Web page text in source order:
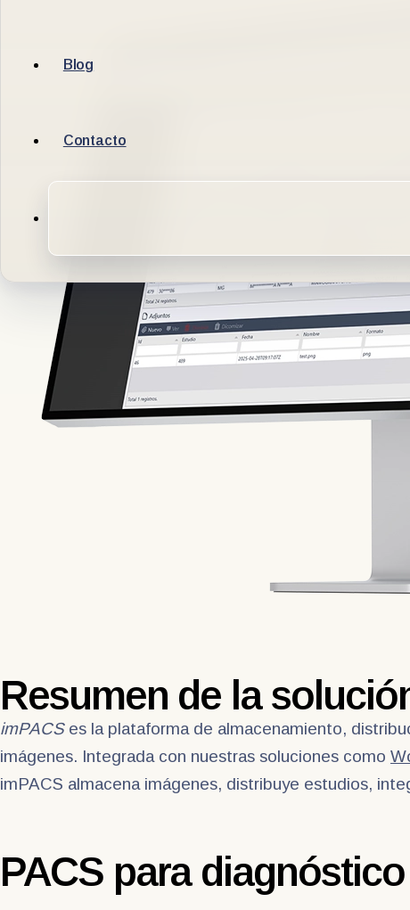
Blog
Contacto
Resumen de la
imPACSes la plataforma de almacenamiento,
imágenes. Integrada con nuestras soluciones como
imPACS almacena imágenes, distribuye estudios,
PACS para